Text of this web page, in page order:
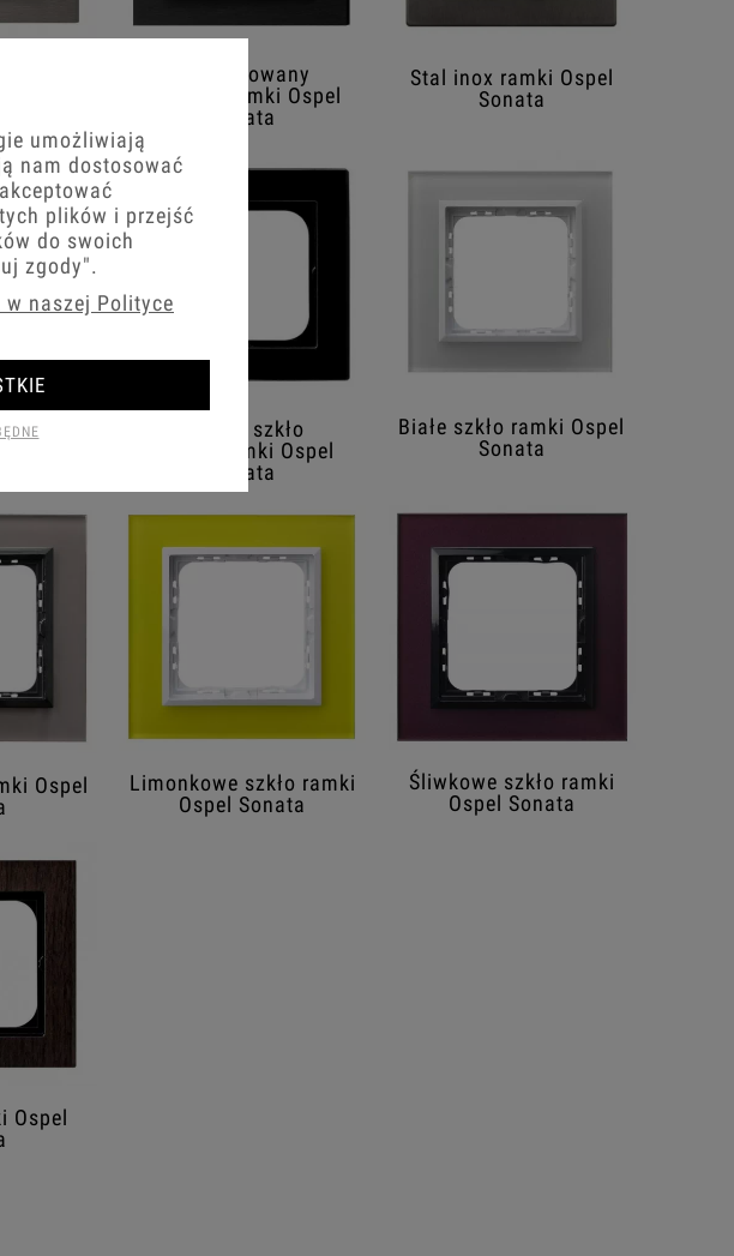
Szczotkowany
antracyt ramki Ospel
Sonata
Stal inox ramki Ospel
Sonata
ramki
Czarne szkło
płaska ramki Ospel
Sonata
Białe szkło ramki Ospel
Sonata
Ospel
Limonkowe szkło ramki
Ospel Sonata
Śliwkowe szkło ramki
Ospel Sonata
Ospel
umożliwiają
nam dostosować
plików i przejść
do swoich
zgody".
naszej Polityce